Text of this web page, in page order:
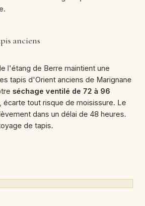
anciens
l'étang de Berre maintient une
tapis d'Orient anciens de Marignane
séchage ventilé de 72 à 96
écarte tout risque de moisissure. Le
dans un délai de 48 heures.
de tapis.